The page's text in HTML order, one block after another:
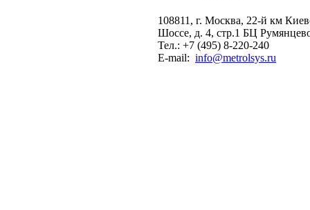
108811, г. Москва, 22-й км
Шоссе, д. 4, стр.1 БЦ
Тел.: +7 (495) 8-220-240
E-mail: info@metrolsys.ru